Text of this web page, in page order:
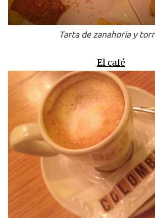
Tarta de zanahoria y
El café